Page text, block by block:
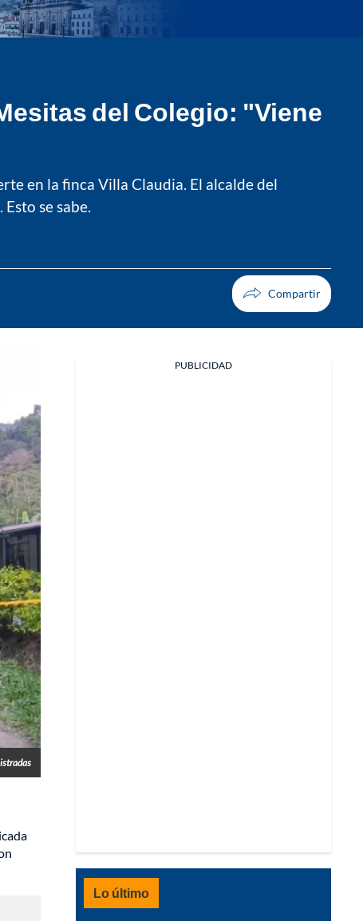
del Colegio: "Viene
en la finca Villa Claudia. El alcalde del
se sabe.
PUBLICIDAD
Lo último